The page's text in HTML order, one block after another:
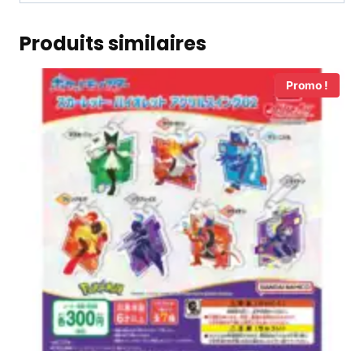
Produits similaires
Promo !